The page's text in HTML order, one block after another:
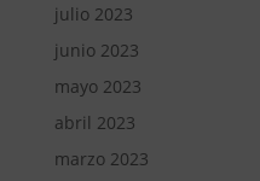
julio 2023
junio 2023
mayo 2023
abril 2023
marzo 2023